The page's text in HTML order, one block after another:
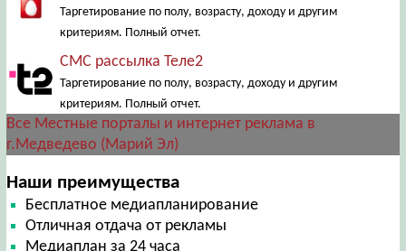
Таргетирование по полу, возрасту, доходу и другим
критериям. Полный отчет.
СМС рассылка Теле2
Таргетирование по полу, возрасту, доходу и другим
критериям. Полный отчет.
Все Местные порталы и интернет реклама в
г.Медведево (Марий Эл)
Наши преимущества
Бесплатное медиапланирование
Отличная отдача от рекламы
Медиаплан за 24 часа